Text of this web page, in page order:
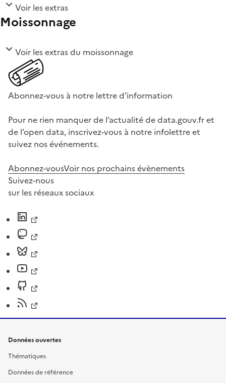
Voir les extras
Moissonnage
Voir les extras du moissonnage
Abonnez-vous à notre lettre d'information
Pour ne rien manquer de l’actualité de data.gouv.fr et
de l’open data, inscrivez-vous à notre infolettre et
suivez nos événements.
Abonnez-vousVoir nos prochains évènements
Suivez-nous
sur les réseaux sociaux
Données ouvertes
Thématiques
Données de référence